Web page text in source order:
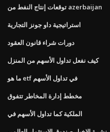
توقعات إنتاج النفط من azerbaijan
استراتيجية داو جونز التجارية
دورات شراء قانون العقود
كيف نفعل تداول الأسهم من المنزل
ما هو etf في تداول الأسهم
مخطط إدارة المخاطر تتفوق
الملكية كما تداول الأسهم في